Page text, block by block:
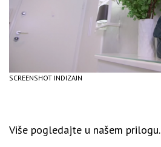
SCREENSHOT INDIZAJN
Više pogledajte u našem prilogu.